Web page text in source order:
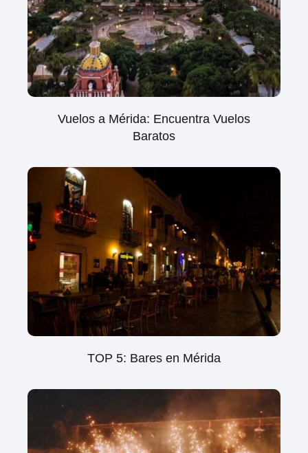
Vuelos a Mérida: Encuentra Vuelos
Baratos
TOP 5: Bares en Mérida